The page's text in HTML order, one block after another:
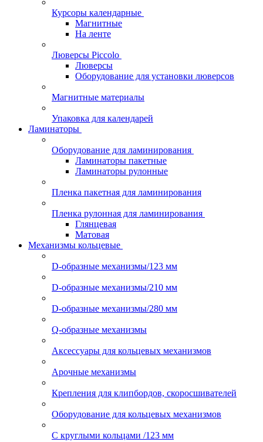
Курсоры календарные
Магнитные
На ленте
Люверсы Piccolo
Люверсы
Оборудование для установки люверсов
Магнитные материалы
Упаковка для календарей
Ламинаторы
Оборудование для ламинирования
Ламинаторы пакетные
Ламинаторы рулонные
Пленка пакетная для ламинирования
Пленка рулонная для ламинирования
Глянцевая
Матовая
Механизмы кольцевые
D-образные механизмы/123 мм
D-образные механизмы/210 мм
D-образные механизмы/280 мм
Q-образные механизмы
Аксессуары для кольцевых механизмов
Арочные механизмы
Крепления для клипбордов, скоросшивателей
Оборудование для кольцевых механизмов
С круглыми кольцами /123 мм